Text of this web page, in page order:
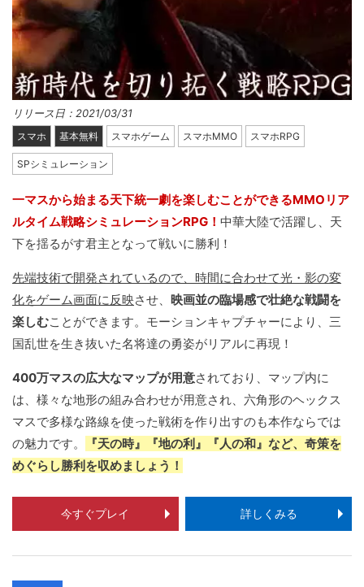
リリース日：2021/03/31
スマホ 基本無料 スマホゲーム スマホMMO スマホRPG
SPシミュレーション
一マスから始まる天下統一劇を楽しむことができるMMOリア
ルタイム戦略シミュレーションRPG！ 中華大陸で活躍し、天
下を揺るがす君主となって戦いに勝利！
先端技術で開発されているので、時間に合わせて光・影の変
化をゲーム画面に反映させ、 映画並の臨場感で壮絶な戦闘を
楽しむことができます。モーションキャプチャーにより、三
国乱世を生き抜いた名将達の勇姿がリアルに再現！
400万マスの広大なマップが用意されており、マップ内に
は、様々な地形の組み合わせが用意され、六角形のヘックス
マスで多様な路線を使った戦術を作り出すのも本作ならでは
の魅力です。
『天の時』『地の利』『人の和』など、奇策を
めぐらし勝利を収めましょう！
今すぐプレイ 詳しくみる